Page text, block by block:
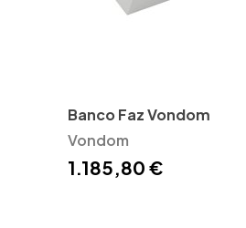
Banco Faz Vondom
Vondom
1.185,80 €